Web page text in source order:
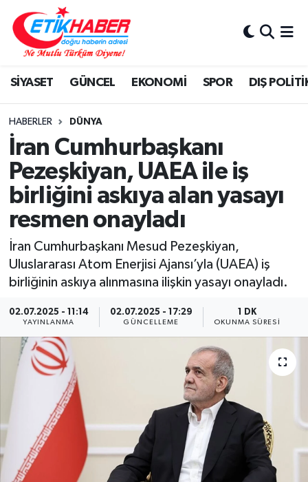
SİYASET GÜNCEL EKONOMİ SPOR DIŞ
HABERLER DÜNYA
İran Cumhurbaşkanı
Pezeşkiyan, UAEA ile iş
birliğini askıya alan yasayı
resmen onayladı
İran Cumhurbaşkanı Mesud Pezeşkiyan,
Uluslararası Atom Enerjisi Ajansı’yla (UAEA) iş
birliğinin askıya alınmasına ilişkin yasayı onayladı.
02.07.2025 - 11:14
YAYINLANMA
02.07.2025 - 17:29
GÜNCELLEME
1 DK
OKUNMA SÜRESI
BİLİM-TEKNOLOJİ
DIŞ POLİTİKA
DÜNYA
EĞİTİM GENÇLİK
EKONOMİ
KÖŞE YAZILARI
KÜLTÜR-SANAT-MAGAZİN
RÖPORTAJLAR
SAĞLIK
SİYASET
GÜNCEL
Nöbetçi Eczaneler
Hava Durumu
İstanbul Namaz Vakitleri
Trafik Durumu
Süper Lig Puan Durumu ve Fikstür
Tüm Manşetler
Son Dakika Haberleri